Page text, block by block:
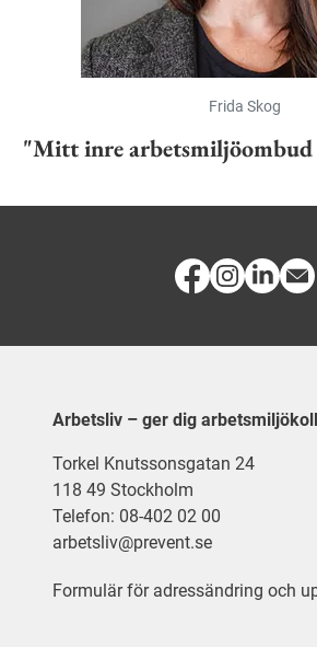
Frida Skog
"Mitt inre arbetsmiljöombud
Arbetsliv – ger dig
Torkel Knutssonsgatan 24
118 49 Stockholm
Telefon: 08-402 02 00
arbetsliv@prevent.se
Formulär för adressändring och